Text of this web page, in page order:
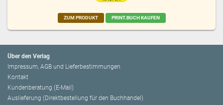
ZUM PRODUKT PRINT.BUCH KAUFEN
Über den Verlag
Impressum, AGB und Lieferbestimmungen
Kontakt
Kundenberatung (E-Mail)
Auslieferung (Direktbestellung für den Buchhandel)